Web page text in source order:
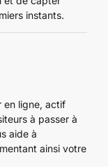
instants.
en ligne, actif
à passer à
aide à
ainsi votre